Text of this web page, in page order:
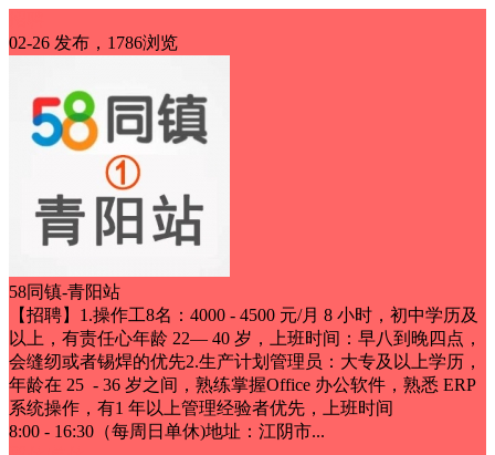
02-26 发布，1786浏览
58同镇-青阳站
【招聘】1.操作工8名：4000 - 4500 元/月 8 小时，初中学历及
以上，有责任心年龄 22— 40 岁，上班时间：早八到晚四点，
会缝纫或者锡焊的优先2.生产计划管理员：大专及以上学历，
年龄在 25 - 36 岁之间，熟练掌握Office 办公软件，熟悉 ERP
系统操作，有1 年以上管理经验者优先，上班时间
8:00 - 16:30（每周日单休)地址：江阴市...